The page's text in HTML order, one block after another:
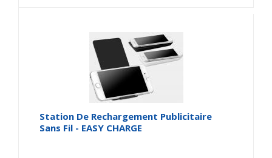
Station De Rechargement Publicitaire
Sans Fil - EASY CHARGE